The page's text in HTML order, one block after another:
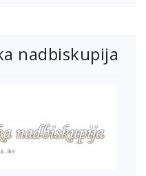
nadbiskupija